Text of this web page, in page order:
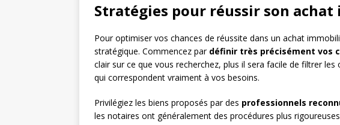
Stratégies pour réussir son
Pour optimiser vos chances de réussite dans un achat
stratégique. Commencez par définir très précisément vos
clair sur ce que vous recherchez, plus il sera facile de filtrer
qui correspondent vraiment à vos besoins.
Privilégiez les biens proposés par des professionnels
les notaires ont généralement des procédures plus